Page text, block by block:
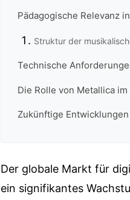
Pädagogische Relevanz
Struktur der
Technische
Die Rolle von Metallica
Zukünftige
Der globale Markt für
ein signifikantes